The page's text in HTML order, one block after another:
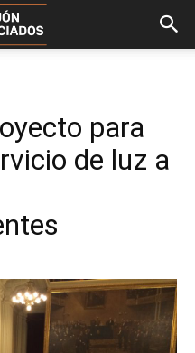
para
de luz a